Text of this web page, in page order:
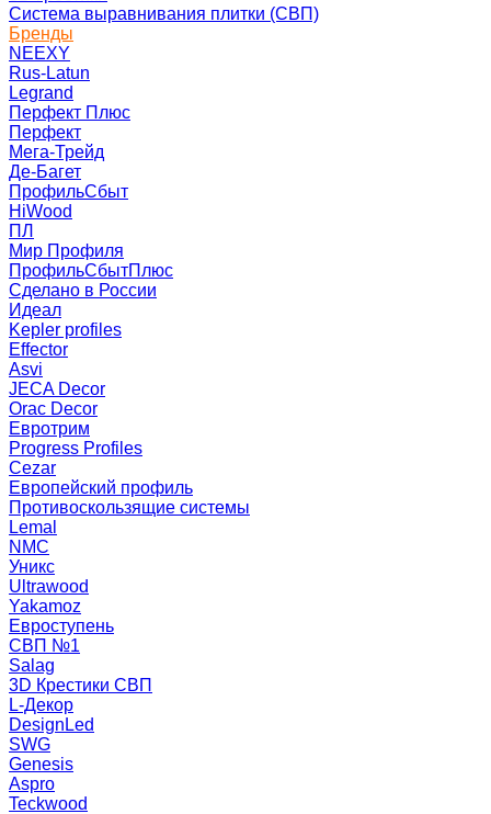
Система выравнивания плитки (СВП)
Бренды
NEEXY
Rus-Latun
Legrand
Перфект Плюс
Перфект
Мега-Трейд
Де-Багет
ПрофильСбыт
HiWood
ПЛ
Мир Профиля
ПрофильСбытПлюс
Сделано в России
Идеал
Kepler profiles
Effector
Asvi
JECA Decor
Orac Decor
Евротрим
Progress Profiles
Cezar
Европейский профиль
Противоскользящие системы
Lemal
NMC
Уникс
Ultrawood
Yakamoz
Евроступень
СВП №1
Salag
3D Крестики СВП
L-Декор
DesignLed
SWG
Genesis
Aspro
Teckwood